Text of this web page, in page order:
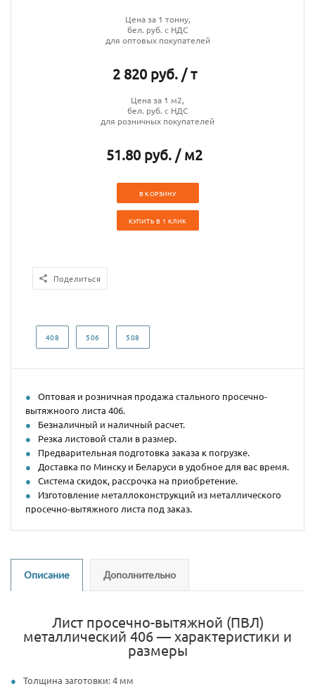
Цена за 1 тонну,
бел. руб. с НДС
для оптовых покупателей
2 820 руб. / т
Цена за 1 м2,
бел. руб. с НДС
для розничных покупателей
51.80 руб. / м2
В КОРЗИНУ
КУПИТЬ В 1 КЛИК
Поделиться
408 506 508
Оптовая и розничная продажа стального просечно-
вытяжноого листа 406.
Безналичный и наличный расчет.
Резка листовой стали в размер.
Предварительная подготовка заказа к погрузке.
Доставка по Минску и Беларуси в удобное для вас время.
Система скидок, рассрочка на приобретение.
Изготовление металлоконструкций из металлического
просечно-вытяжного листа под заказ.
Описание Дополнительно
Лист просечно-вытяжной (ПВЛ)
металлический 406 — характеристики и
размеры
Толщина заготовки: 4 мм